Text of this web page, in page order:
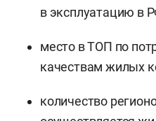
в эксплуатацию в
место в ТОП по
качествам жилых
количество